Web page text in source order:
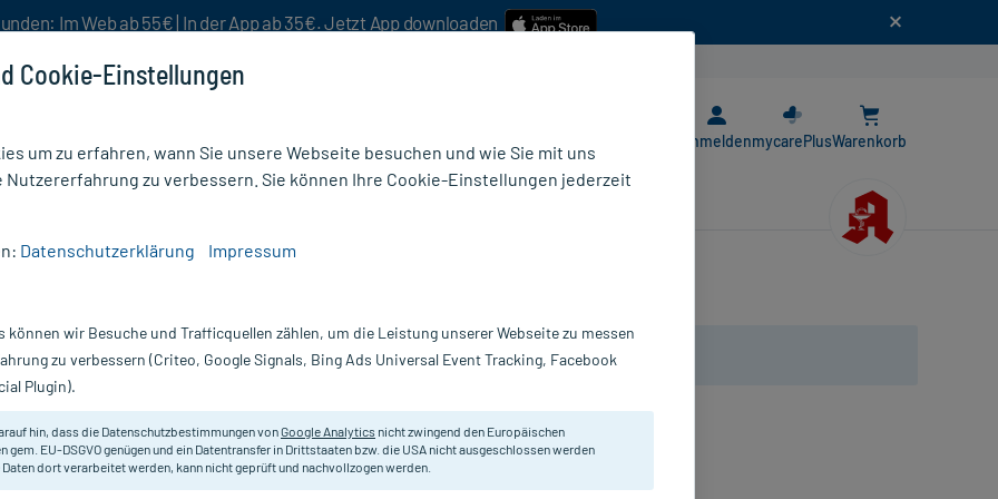
Im Web ab 55€ | In der App ab 35€. Jetzt App downloaden
AnmeldenmycarePlusWarenkorb
Nur für kurze Zeit:Gratis-Versand* ab 19€ Mindestbestellwert!
x 20 cm, 25 St Sterile absorbierende Wundauflagen mit wicher Vliesumhüllung.
Darreichung:
Kompressen
Cookie-Einstellungen
um zu erfahren, wann Sie unsere Webseite besuchen und wie Sie mit uns
Nutzererfahrung zu verbessern. Sie können Ihre Cookie-Einstellungen jederzeit
Datenschutzerklärung Impressum
können wir Besuche und Trafficquellen zählen, um die Leistung unserer Webseite zu messen
zu verbessern (Criteo, Google Signals, Bing Ads Universal Event Tracking, Facebook
Plugin).
hin, dass die Datenschutzbestimmungen vonGoogle Analytics nicht zwingend den Europäischen
gem. EU-DSGVO genügen und ein Datentransfer in Drittstaaten bzw. die USA nicht ausgeschlossen werden
Daten dort verarbeitet werden, kann nicht geprüft und nachvollzogen werden.